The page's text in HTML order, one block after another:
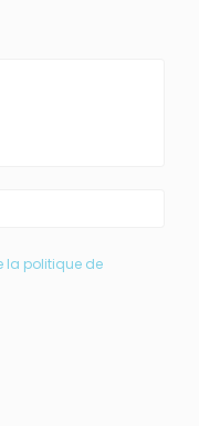
la politique de